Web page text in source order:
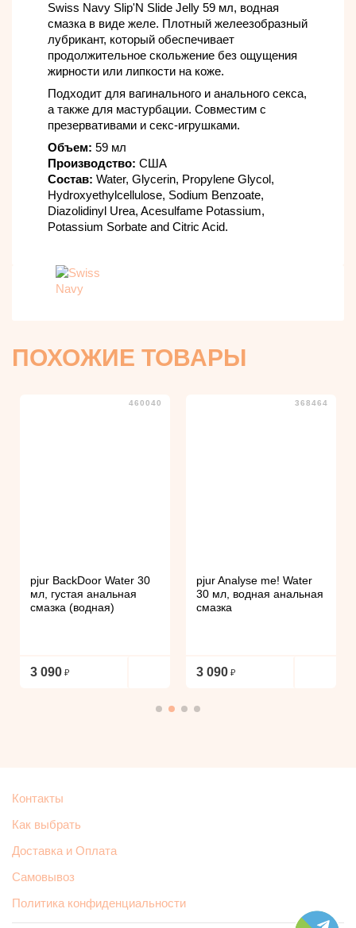
Swiss Navy Slip'N Slide Jelly 59 мл, водная
смазка в виде желе. Плотный желеезобразный
лубрикант, который обеспечивает
продолжительное скольжение без ощущения
жирности или липкости на коже.
Подходит для вагинального и анального секса,
а также для мастурбации. Совместим с
презервативами и секс-игрушками.
Объем: 59 мл
Производство: США
Состав: Water, Glycerin, Propylene Glycol,
Hydroxyethylcellulose, Sodium Benzoate,
Diazolidinyl Urea, Acesulfame Potassium,
Potassium Sorbate and Citric Acid.
ПОХОЖИЕ ТОВАРЫ
460040
pjur BackDoor Water 30
мл, густая анальная
смазка (водная)
3 090
368464
pjur Analyse me! Water
30 мл, водная анальная
смазка
3 090
Контакты
Как выбрать
Доставка и Оплата
Самовывоз
Политика конфиденциальности